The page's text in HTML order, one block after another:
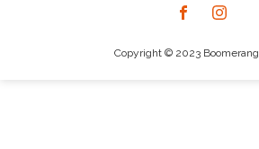
Copyright © 2023